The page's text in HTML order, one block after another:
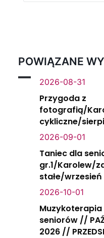
POWIĄZANE
2026-08-31
Przygoda z
fotografią/
cykliczne/
2026-09-01
Taniec dla
gr.1/Karolew/
stałe/wrzesień
2026-10-01
seniorów //
2026 //